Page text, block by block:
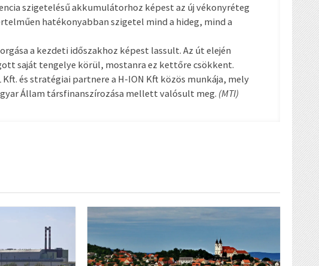
szigetelésű akkumulátorhoz képest az új vékonyréteg
hatékonyabban szigetel mind a hideg, mind a
a kezdeti időszakhoz képest lassult. Az út elején
saját tengelye körül, mostanra ez kettőre csökkent.
Kft. és stratégiai partnere a H-ION Kft közös munkája, mely
Állam társfinanszírozása mellett valósult meg. (MTI)